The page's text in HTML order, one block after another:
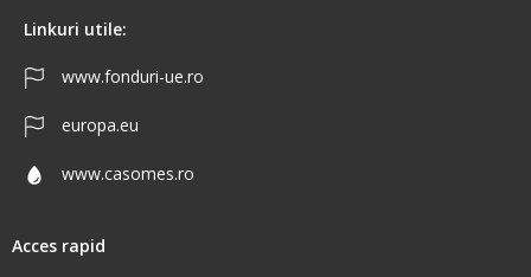
Linkuri utile:
www.fonduri-ue.ro
europa.eu
www.casomes.ro
Acces rapid